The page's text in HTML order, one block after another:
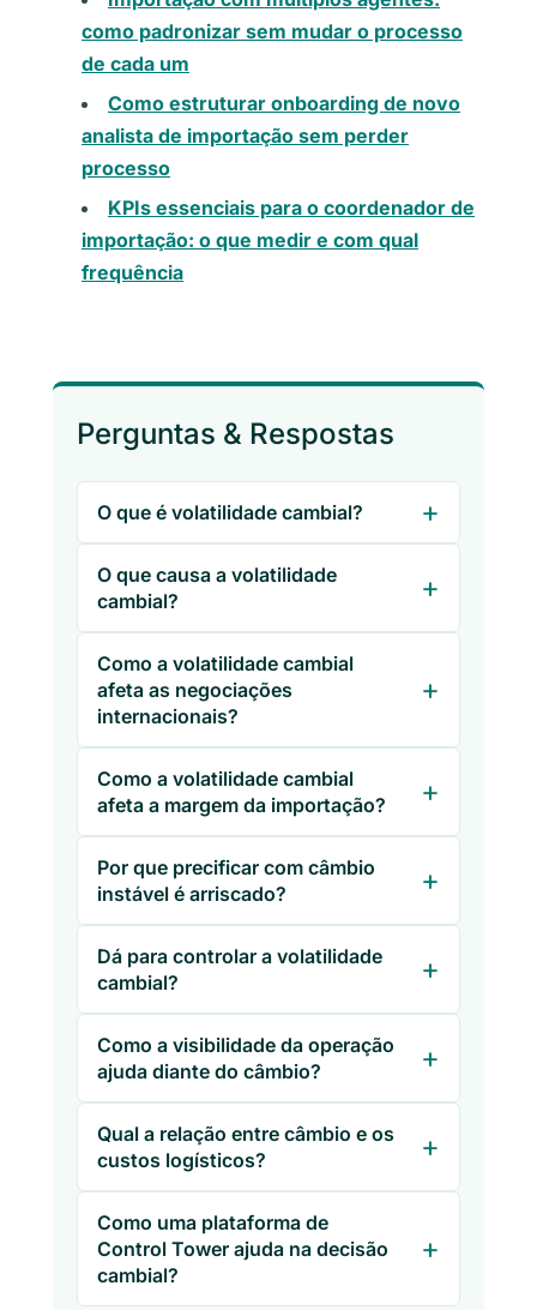
como padronizar sem mudar o processo
de cada um
Como estruturar onboarding de novo
analista de importação sem perder
processo
KPIs essenciais para o coordenador de
importação: o que medir e com qual
frequência
Perguntas & Respostas
O que é volatilidade cambial?
O que causa a volatilidade
cambial?
Como a volatilidade cambial
afeta as negociações
internacionais?
Como a volatilidade cambial
afeta a margem da importação?
Por que precificar com câmbio
instável é arriscado?
Dá para controlar a volatilidade
cambial?
Como a visibilidade da operação
ajuda diante do câmbio?
Qual a relação entre câmbio e os
custos logísticos?
Como uma plataforma de
Control Tower ajuda na decisão
cambial?